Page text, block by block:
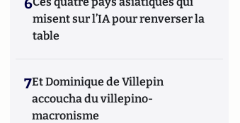
6
misent sur l’IA pour renverser la
table
7Et Dominique de Villepin
accoucha du villepino-
macronisme